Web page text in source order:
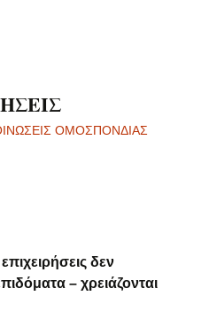
ΟΜΟΣΠΟΝΔΙΑΣ
δεν
– χρειάζονται